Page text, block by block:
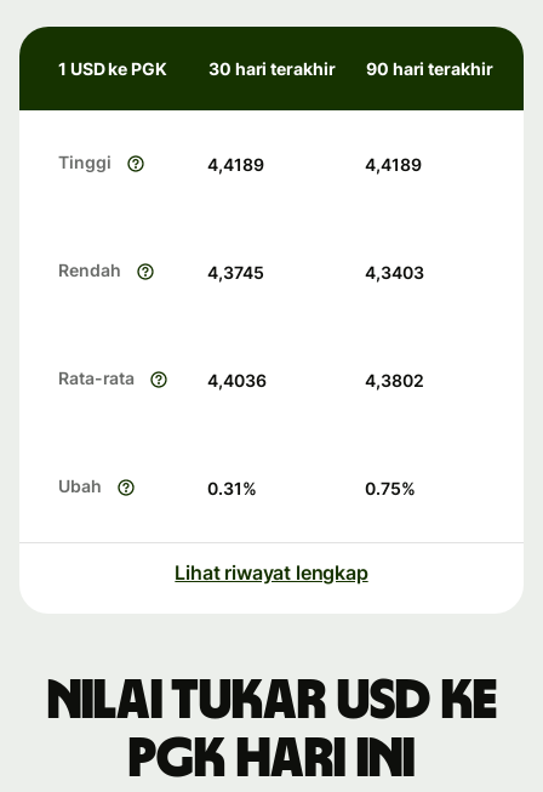
1 USD ke PGK 30 hari terakhir 90 hari terakhir
Tinggi 4,4189 4,4189
Rendah 4,3745 4,3403
Rata-rata 4,4036 4,3802
Ubah 0.31% 0.75%
Lihat riwayat lengkap
Nilai tukar USD ke
PGK hari ini